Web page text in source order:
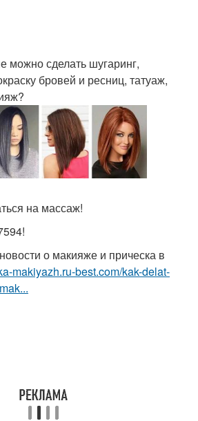
можно сделать шугаринг,
бровей и ресниц, татуаж,
на массаж!
о макияже и прическа в
makiyazh.ru-best.com/kak-delat-